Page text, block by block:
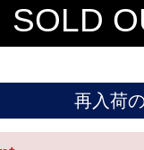
SOLD
再入荷